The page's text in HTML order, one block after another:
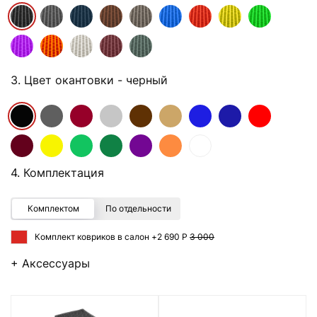
3. Цвет окантовки - черный
4. Комплектация
Комплектом По отдельности
Комплект ковриков в салон +2 690 Р 3 000
+ Аксессуары